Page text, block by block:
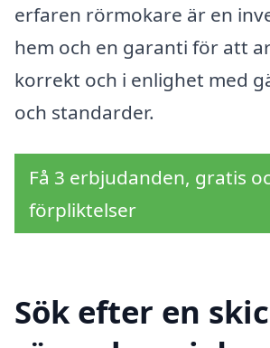
erfaren rörmokare är en
hem och en garanti för att
korrekt och i enlighet med
och standarder.
Få 3 erbjudanden, gratis
förpliktelser
Sök efter en